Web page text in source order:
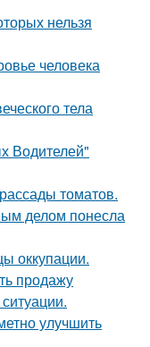
нельзя
человека
тела
Водителей"
томатов.
делом понесла
оккупации.
продажу
улучшить